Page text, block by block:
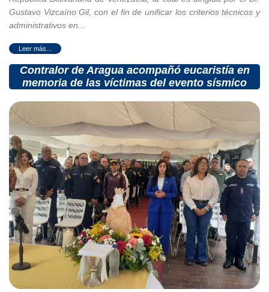
Gustavo Vizcaíno Gil, con el fin de unificar los criterios técnicos y
administrativos en...
Contralor de Aragua acompañó eucaristía en
memoria de las víctimas del evento sísmico